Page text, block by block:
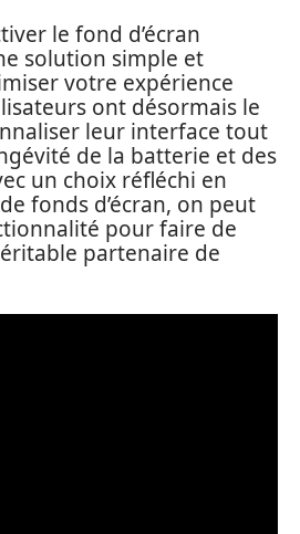
le fond d’écran
solution simple et
votre expérience
ont désormais le
leur interface tout
de la batterie et des
un choix réfléchi en
fonds d’écran, on peut
pour faire de
partenaire de